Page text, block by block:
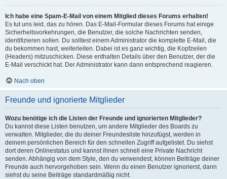
Ich habe eine Spam-E-Mail von einem Mitglied dieses Forums erhalten!
Es tut uns leid, das zu hören. Das E-Mail-Formular dieses Forums hat einige
Sicherheitsvorkehrungen, die Benutzer, die solche Nachrichten senden,
identifizieren sollen. Du solltest einem Administrator die komplette E-Mail, die
du bekommen hast, weiterleiten. Dabei ist es ganz wichtig, die Kopfzeilen
(Headers) mitzuschicken. Diese enthalten Details über den Benutzer, der die
E-Mail verschickt hat. Der Administrator kann dann entsprechend reagieren.
Nach oben
Freunde und ignorierte Mitglieder
Wozu benötige ich die Listen der Freunde und ignorierten Mitglieder?
Du kannst diese Listen benutzen, um andere Mitglieder des Boards zu
verwalten. Mitglieder, die du deiner Freundesliste hinzufügst, werden in
deinem persönlichen Bereich für den schnellen Zugriff aufgelistet. Du siehst
dort deren Onlinestatus und kannst ihnen schnell eine Private Nachricht
senden. Abhängig von dem Style, den du verwendest, können Beiträge deiner
Freunde auch hervorgehoben sein. Wenn du einen Benutzer ignorierst, dann
siehst du seine Beiträge standardmäßig nicht.